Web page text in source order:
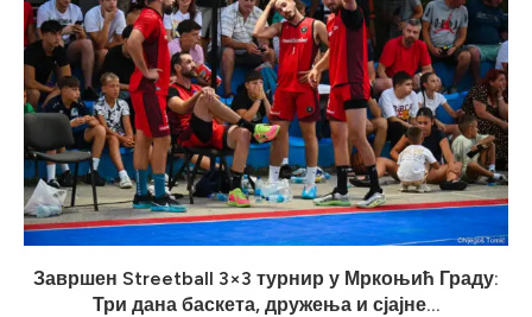
Завршен Streetball 3×3 турнир у Мркоњић Граду:
Три дана баскета, дружења и сјајне...